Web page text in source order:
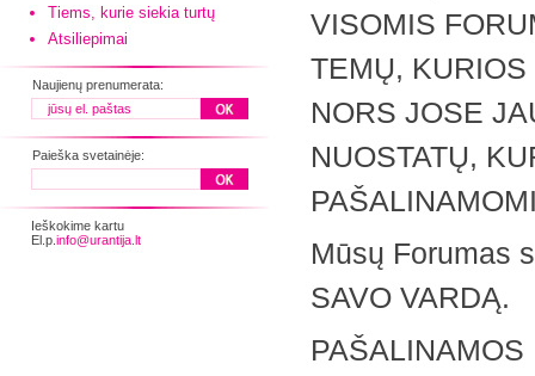
Tiems, kurie siekia turtų
Atsiliepimai
Naujienų prenumerata:
Paieška svetainėje:
Ieškokime kartu
El.p. info@urantija.lt
VISOMIS
TEMŲ,
NORS JOSE
NUOSTATŲ,
Mūsų Forumas
SAVO VARDĄ.